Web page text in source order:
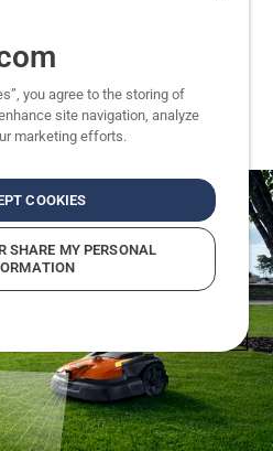
you agree to the storing of
site navigation, analyze
marketing efforts.
COOKIES
SHARE MY PERSONAL